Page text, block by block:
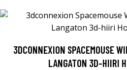
3DCONNEXION SPACEMOUSE
LANGATON 3D-HIIRI